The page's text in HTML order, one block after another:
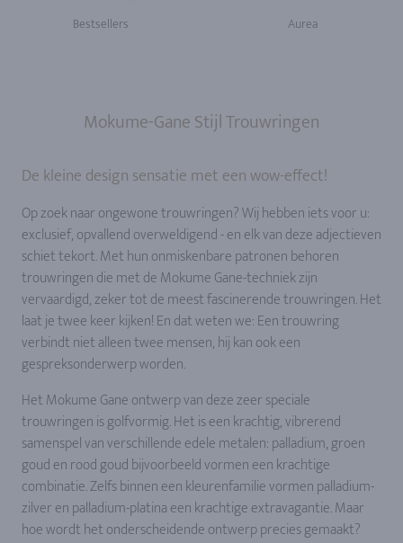
Bestsellers Aurea
Mokume-Gane Stijl Trouwringen
De kleine design sensatie met een wow-effect!
Op zoek naar ongewone trouwringen? Wij hebben iets voor u:
exclusief, opvallend overweldigend - en elk van deze adjectieven
schiet tekort. Met hun onmiskenbare patronen behoren
trouwringen die met de Mokume Gane-techniek zijn
vervaardigd, zeker tot de meest fascinerende trouwringen. Het
laat je twee keer kijken! En dat weten we: Een trouwring
verbindt niet alleen twee mensen, hij kan ook een
gespreksonderwerp worden.
Het Mokume Gane ontwerp van deze zeer speciale
trouwringen is golfvormig. Het is een krachtig, vibrerend
samenspel van verschillende edele metalen: palladium, groen
goud en rood goud bijvoorbeeld vormen een krachtige
combinatie. Zelfs binnen een kleurenfamilie vormen palladium-
zilver en palladium-platina een krachtige extravagantie. Maar
hoe wordt het onderscheidende ontwerp precies gemaakt?